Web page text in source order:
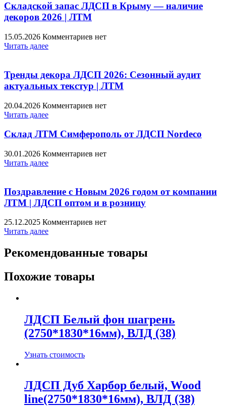
Складской запас ЛДСП в Крыму — наличие
декоров 2026 | ЛТМ
15.05.2026 Комментариев нет
Читать далее
Тренды декора ЛДСП 2026: Сезонный аудит
актуальных текстур | ЛТМ
20.04.2026 Комментариев нет
Читать далее
Склад ЛТМ Симферополь от ЛДСП Nordeco
30.01.2026 Комментариев нет
Читать далее
Поздравление с Новым 2026 годом от компании
ЛТМ | ЛДСП оптом и в розницу
25.12.2025 Комментариев нет
Читать далее
Рекомендованные товары
Похожие товары
ЛДСП Белый фон шагрень
(2750*1830*16мм), ВЛД (38)
Узнать стоимость
ЛДСП Дуб Харбор белый, Wood
line(2750*1830*16мм), ВЛД (38)